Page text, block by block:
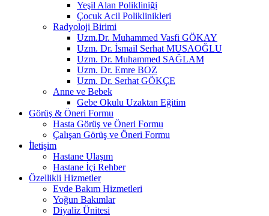
Yeşil Alan Polikliniği
Çocuk Acil Poliklinikleri
Radyoloji Birimi
Uzm.Dr. Muhammed Vasfi GÖKAY
Uzm. Dr. İsmail Serhat MUSAOĞLU
Uzm. Dr. Muhammed SAĞLAM
Uzm. Dr. Emre BOZ
Uzm. Dr. Serhat GÖKÇE
Anne ve Bebek
Gebe Okulu Uzaktan Eğitim
Görüş & Öneri Formu
Hasta Görüş ve Öneri Formu
Çalışan Görüş ve Öneri Formu
İletişim
Hastane Ulaşım
Hastane İçi Rehber
Özellikli Hizmetler
Evde Bakım Hizmetleri
Yoğun Bakımlar
Diyaliz Ünitesi